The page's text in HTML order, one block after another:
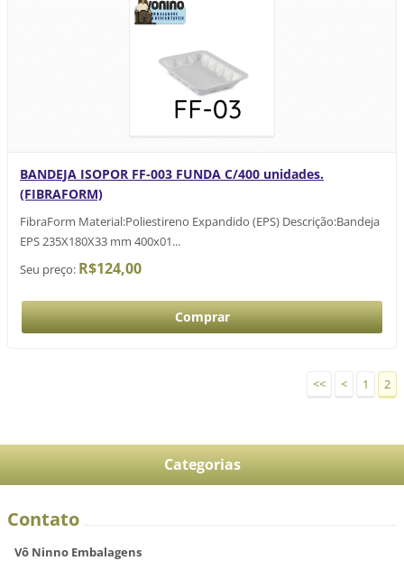
BANDEJA ISOPOR FF-003 FUNDA C/400 unidades.
(FIBRAFORM)
FibraForm Material:Poliestireno Expandido (EPS) Descrição:Bandeja
EPS 235X180X33 mm 400x01...
Seu preço: R$124,00
<< < 1 2
Categorias
Contato
Vô Ninno Embalagens